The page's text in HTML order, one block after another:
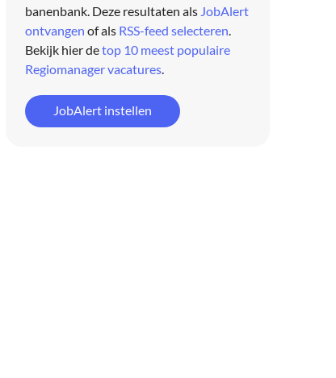
banenbank. Deze resultaten als JobAlert
ontvangen of als RSS-feed selecteren.
Bekijk hier detop 10 meest populaire
Regiomanager vacatures.
JobAlert instellen